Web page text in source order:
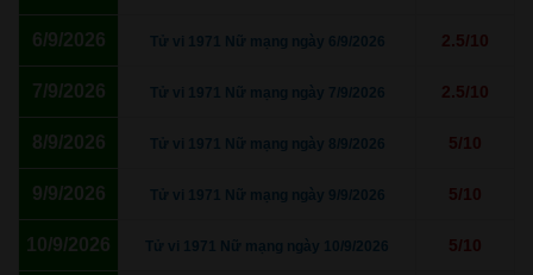
6/9/2026 Tử vi 1971 Nữ mạng ngày 6/9/2026 2.5/10
7/9/2026 Tử vi 1971 Nữ mạng ngày 7/9/2026 2.5/10
8/9/2026 Tử vi 1971 Nữ mạng ngày 8/9/2026 5/10
9/9/2026 Tử vi 1971 Nữ mạng ngày 9/9/2026 5/10
10/9/2026 Tử vi 1971 Nữ mạng ngày 10/9/2026 5/10